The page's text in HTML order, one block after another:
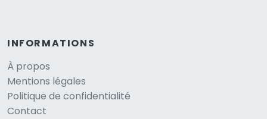
INFORMATIONS
À propos
Mentions légales
Politique de confidentialité
Contact